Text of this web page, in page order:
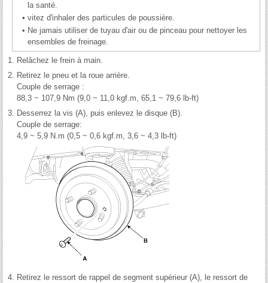
la santé.
• vitez d'inhaler des particules de poussière.
• Ne jamais utiliser de tuyau d'air ou de pinceau pour nettoyer les
ensembles de freinage.
1. Relâchez le frein à main.
2. Retirez le pneu et la roue arrière.
Couple de serrage :
88,3 ~ 107,9 Nm (9,0 ~ 11,0 kgf.m, 65,1 ~ 79,6 lb-ft)
3. Desserrez la vis (A), puis enlevez le disque (B).
Couple de serrage:
4,9 ~ 5,9 N.m (0,5 ~ 0,6 kgf.m, 3,6 ~ 4,3 lb-ft)
4. Retirez le ressort de rappel de segment supérieur (A), le ressort de